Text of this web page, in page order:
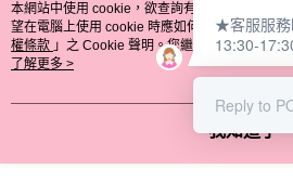
熱門標籤
本網站中使用 cookie，欲查詢有關本網站使用
望在電腦上使用 cookie 時應如何變更電腦的
權條款 」之 Cookie 聲明。您繼續使用本網站即
用條款之 Cookie 聲明使用 cookie。
了解更多 >
我知道了
★客服服
13:30-
Reply to